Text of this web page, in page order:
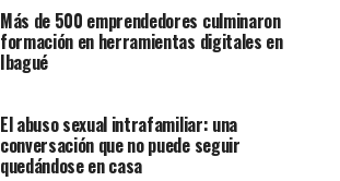
Más de 500 emprendedores culminaron
formación en herramientas digitales en
Ibagué
El abuso sexual intrafamiliar: una
conversación que no puede seguir
quedándose en casa